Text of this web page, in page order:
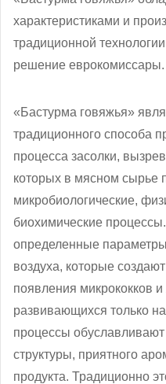
характеристиками и
традиционной
решение еврокомиссары.
«Бастурма говяжья»
традиционного способа
процесса засолки,
которых в мясном сырье
микробиологические,
биохимические
определенные
воздуха, которые
появления микрококков и
развивающихся только
процессы
структуры, приятного
продукта. Традиционно